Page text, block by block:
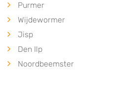
Purmer
Wijdewormer
Jisp
Den Ilp
Noordbeemster